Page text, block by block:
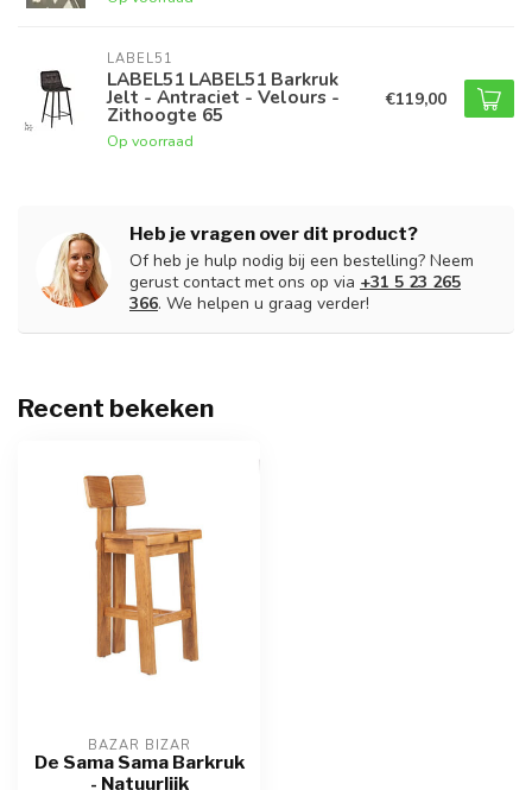
LABEL51
LABEL51 LABEL51 Barkruk
Jelt - Antraciet - Velours -
Zithoogte 65
Op voorraad
€119,00
Heb je vragen over dit product?
Of heb je hulp nodig bij een bestelling? Neem
gerust contact met ons op via +31 5 23 265
366. We helpen u graag verder!
Recent bekeken
BAZAR BIZAR
De Sama Sama Barkruk
- Natuurlijk